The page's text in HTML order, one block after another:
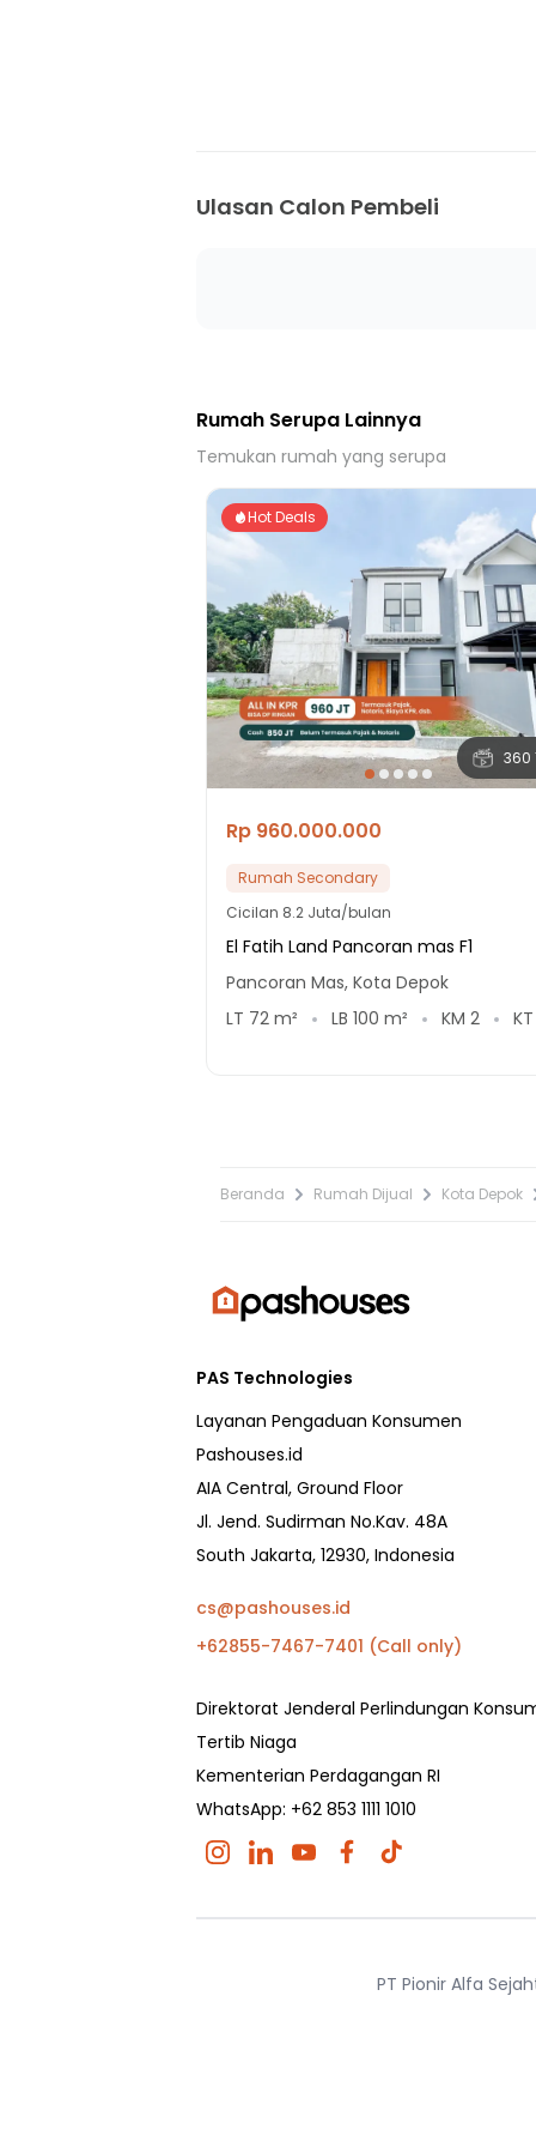
Ulasan Calon Pembeli
Rumah Serupa Lainnya
Temukan rumah yang serupa
360
Hot Deals
Rp 960.000.000
Rumah Secondary
Cicilan 8.2 Juta/bulan
El Fatih Land Pancoran mas F1
Pancoran Mas, Kota Depok
LT 72 m² LB 100 m² KM 2 KT
Beranda Rumah Dijual Kota Depok
PAS Technologies
Layanan Pengaduan Konsumen
Pashouses.id
AIA Central, Ground Floor
Jl. Jend. Sudirman No.Kav. 48A
South Jakarta, 12930, Indonesia
cs@pashouses.id
+62855-7467-7401 (Call only)
Direktorat Jenderal Perlindungan
Tertib Niaga
Kementerian Perdagangan RI
WhatsApp: +62 853 1111 1010
PT Pionir Alfa